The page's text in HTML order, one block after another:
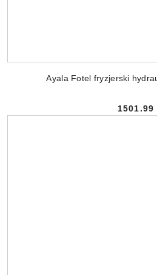
Ayala Fotel fryzjerski
1501.99